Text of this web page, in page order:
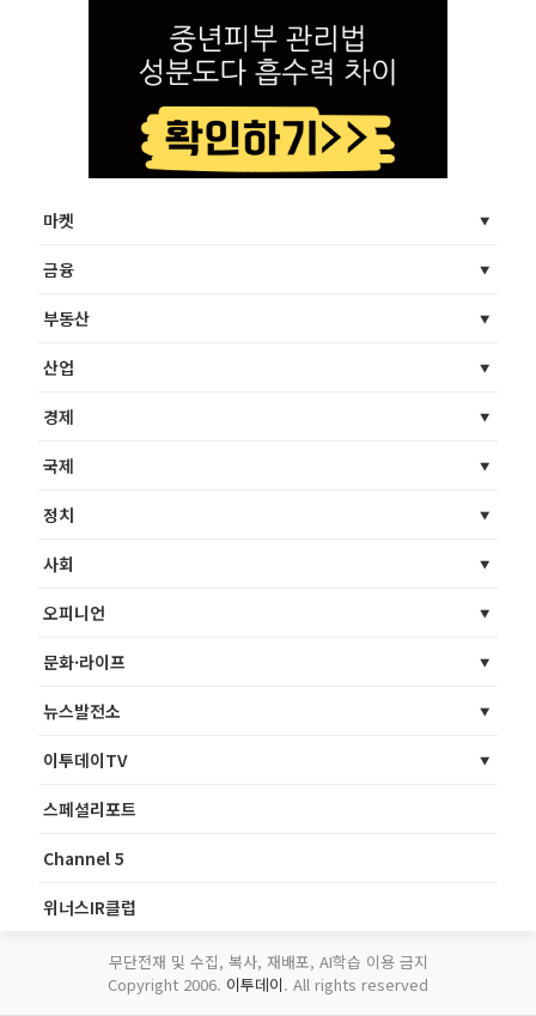
마켓
금융
부동산
산업
경제
국제
정치
사회
오피니언
문화·라이프
뉴스발전소
이투데이TV
스페셜리포트
Channel 5
위너스IR클럽
무단전재 및 수집, 복사, 재배포, AI학습 이용 금지
Copyright 2006. 이투데이. All rights reserved